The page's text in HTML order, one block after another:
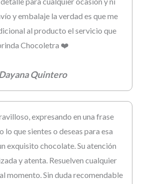
y embalaje la verdad es que me
al producto el servicio que
Chocoletra ❤️
Quintero
expresando en una frase
que sientes o deseas para esa
exquisito chocolate. Su atención
y atenta. Resuelven cualquier
momento. Sin duda recomendable